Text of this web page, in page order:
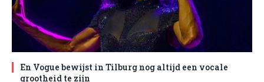
En Vogue bewijst in Tilburg nog altijd een vocale
grootheid te zijn